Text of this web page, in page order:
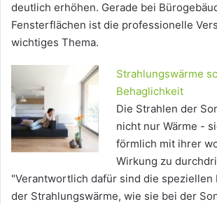
deutlich erhöhen. Gerade bei
Fensterflächen ist die professionelle
wichtiges Thema.
Strahlungswärme
Behaglichkeit
Die Strahlen der
nicht nur Wärme -
förmlich mit ihrer
Wirkung zu
"Verantwortlich dafür sind die speziellen
der Strahlungswärme, wie sie bei der